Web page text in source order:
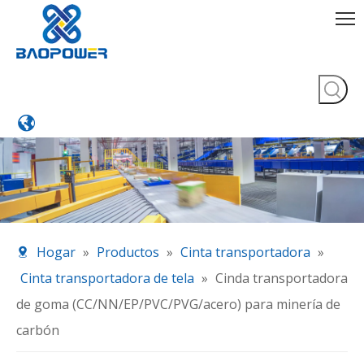
Hogar » Productos » Cinta transportadora »
Cinta transportadora de tela » Cinda transportadora
de goma (CC/NN/EP/PVC/PVG/acero) para minería de
carbón